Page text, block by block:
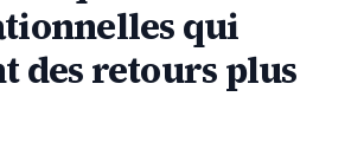
qui
des retours plus